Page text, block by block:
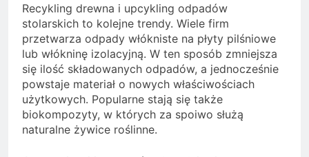
Recykling drewna i upcykling odpadów
stolarskich to kolejne trendy. Wiele firm
przetwarza odpady włókniste na płyty pilśniowe
lub włókninę izolacyjną. W ten sposób zmniejsza
się ilość składowanych odpadów, a jednocześnie
powstaje materiał o nowych właściwościach
użytkowych. Popularne stają się także
biokompozyty, w których za spoiwo służą
naturalne żywice roślinne.